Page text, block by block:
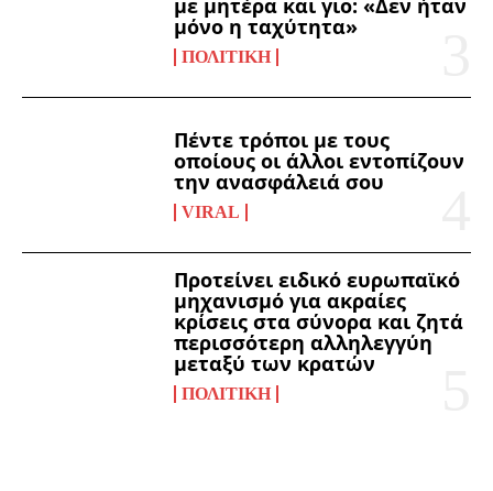
μόνο η ταχύτητα»
ΠΟΛΙΤΙΚΉ
Πέντε τρόποι με τους
οποίους οι άλλοι εντοπίζουν
την ανασφάλειά σου
VIRAL
Προτείνει ειδικό ευρωπαϊκό
μηχανισμό για ακραίες
κρίσεις στα σύνορα και ζητά
περισσότερη αλληλεγγύη
μεταξύ των κρατών
ΠΟΛΙΤΙΚΉ